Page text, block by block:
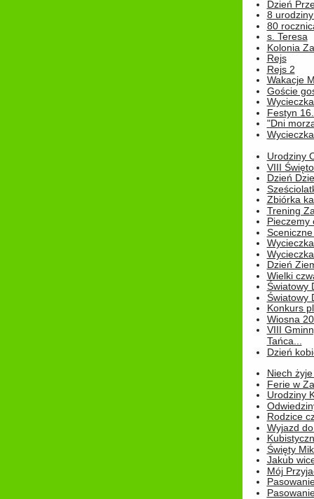
Dzień
8
80
s. Teresa
Kolonia
Rejs
Rejs 2
Wakacje
Goście
Festyn
"Dni
Urodziny
VIII
Dzień
Zbiórka
Trening
Pieczemy
Dzień
Wielki
Światowy
Światowy
Konkurs
Wiosna
VIII
Tańca...
Dzień
Niech
Ferie w
Urodziny
Rodzice
Wyjazd
Święty
Jakub
Mój